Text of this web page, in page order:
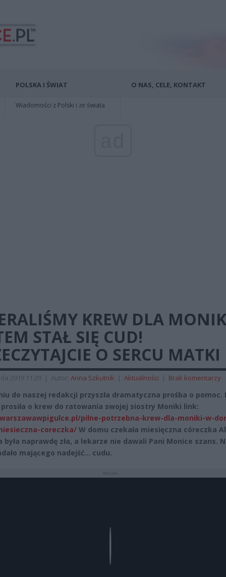
POLSKA I ŚWIAT
Wiadomości z Polski i ze świata
O NAS, CELE, KONTAKT
KREW DLA
STAŁ SIĘ CUD!
O SERCU MATKI
2019 11:29 | Autor: Anna Szkutnik | Aktualności | Brak komentarzy
do naszej redakcji przyszła dramatyczna prośba o pomoc.
prosiła o krew do ratowania swojej siostry Moniki link:
pilne-potrzebna-krew-dla-moniki-w-
coreczka/ W domu czekała miesięczna córeczka
była naprawdę zła, a lekarze nie dawali Pani Monice szans.
mającego nadejść… cudu.